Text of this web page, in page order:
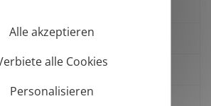
Bestimmung Faktor XI
STA®-Deficient XI
Alle akzeptieren
alle Cookies
Personalisieren